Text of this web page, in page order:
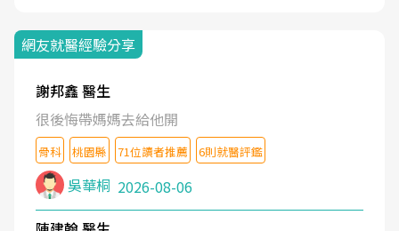
網友就醫經驗分享
謝邦鑫 醫生
很後悔帶媽媽去給他開
骨科 桃園縣 71位讀者推薦 6則就醫評鑑
吳華桐 2026-08-06